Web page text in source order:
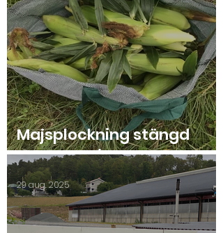
Majsplockning stängd
onsdag 10/9!
29 aug. 2025